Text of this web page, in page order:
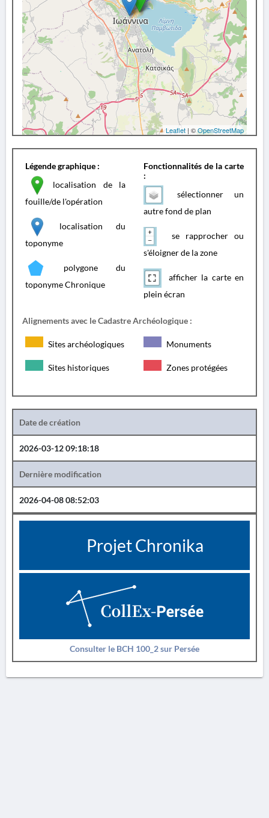
Leaflet | ©OpenStreetMap
Légende graphique :
localisation de la
fouille/de l'opération
localisation du
toponyme
polygone du
toponyme Chronique
Fonctionnalités de la carte
:
sélectionner un
autre fond de plan
se rapprocher ou
s'éloigner de la zone
afficher la carte en
plein écran
Alignements avec le Cadastre Archéologique :
Sites archéologiques Monuments
Sites historiques Zones protégées
Date de création
2026-03-12 09:18:18
Dernière modification
2026-04-08 08:52:03
Projet Chronika
Consulter le BCH 100_2 sur Persée